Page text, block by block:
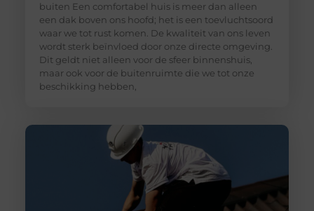
buiten Een comfortabel huis is meer dan alleen
een dak boven ons hoofd; het is een toevluchtsoord
waar we tot rust komen. De kwaliteit van ons leven
wordt sterk beïnvloed door onze directe omgeving.
Dit geldt niet alleen voor de sfeer binnenshuis,
maar ook voor de buitenruimte die we tot onze
beschikking hebben,